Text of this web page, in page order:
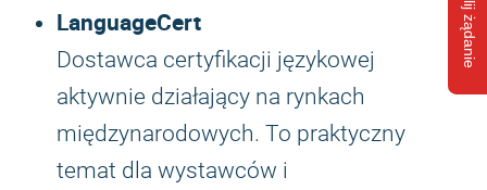
Wyślij żądanie
LanguageCert
Dostawca certyfikacji językowej
aktywnie działający na rynkach
międzynarodowych. To praktyczny
temat dla wystawców i